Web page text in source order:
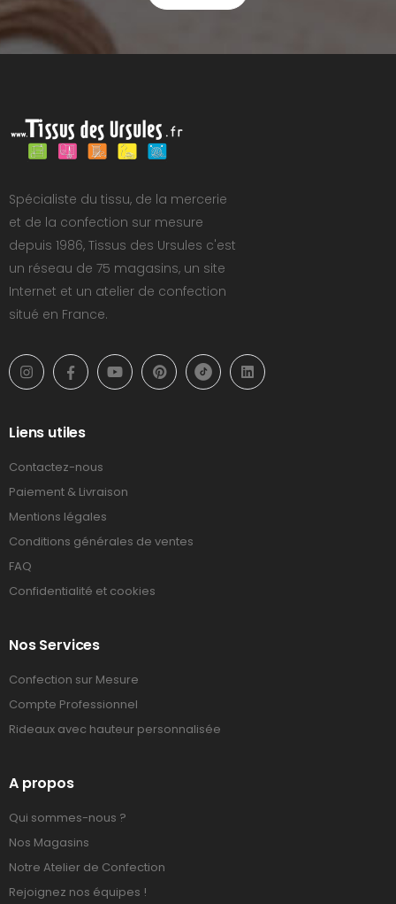
Spécialiste du tissu, de la mercerie
et de la confection sur mesure
depuis 1986, Tissus des Ursules c'est
un réseau de 75 magasins, un site
Internet et un atelier de confection
situé en France.
Liens utiles
Contactez-nous
Paiement & Livraison
Mentions légales
Conditions générales de ventes
FAQ
Confidentialité et cookies
Nos Services
Confection sur Mesure
Compte Professionnel
Rideaux avec hauteur personnalisée
A propos
Qui sommes-nous ?
Nos Magasins
Notre Atelier de Confection
Rejoignez nos équipes !